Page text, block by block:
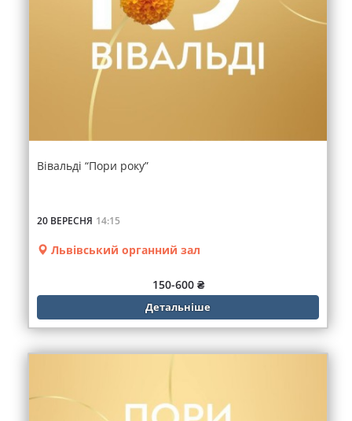
Вівальді “Пори року”
20 ВЕРЕСНЯ 14:15
Львівський органний зал
150-600 ₴
Детальніше